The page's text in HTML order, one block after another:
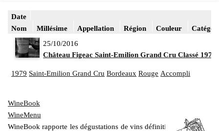
Date
Nom
Millésime Appellation Région Couleur
25/10/2016
Château Figeac Saint-Emilion Grand Cru Classé 1979
1979 Saint-Emilion Grand Cru Bordeaux Rouge Accompli
WineBook
WineMenu
WineBook rapporte les dégustations de vins définitivement mis en